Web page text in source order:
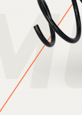
Sobre nós
Centro de